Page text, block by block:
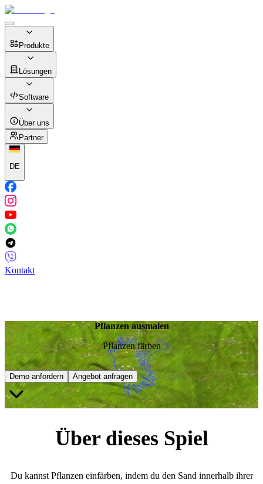
Produkte
Lösungen
Software
Über uns
Partner
DE
Kontakt
Pflanzen ausmalen
Pflanzen färben
Demo anfordern Angebot anfragen
Über dieses Spiel
Du kannst Pflanzen einfärben, indem du den Sand innerhalb ihrer